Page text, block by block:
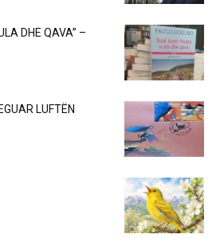
DHE QAVA” –
LUFTËN